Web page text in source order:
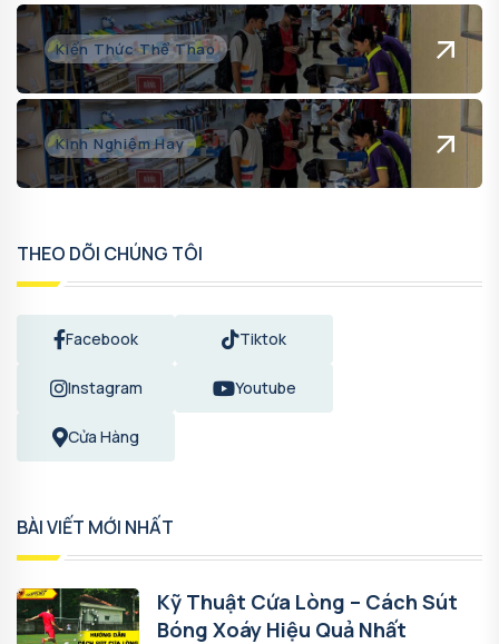
Kiến Thức Thể Thao
Kinh Nghiệm Hay
THEO DÕI CHÚNG TÔI
Facebook Tiktok
Instagram Youtube
Cửa Hàng
BÀI VIẾT MỚI NHẤT
Kỹ Thuật Cứa Lòng – Cách Sút
Bóng Xoáy Hiệu Quả Nhất